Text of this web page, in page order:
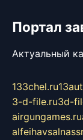
Портал
Актуальный
133chel.ru
3-d-file.ru3d-
airgungames.ru